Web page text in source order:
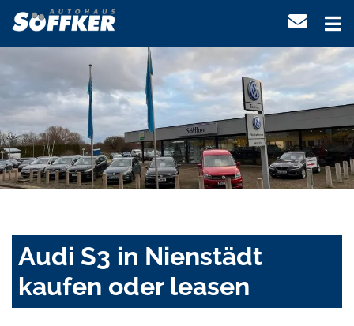
Audi S3 in Nienstädt
kaufen oder leasen